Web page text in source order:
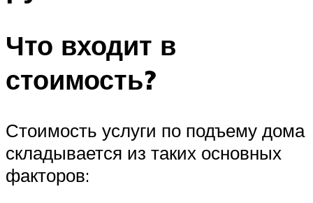
Что входит в
стоимость?
Стоимость услуги по подъему дома
складывается из таких основных
факторов: